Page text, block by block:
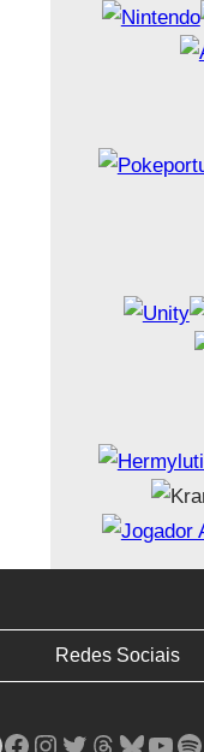
Redes Sociais
Facebook Instagram Twitter Threads Bluesky YouTube Spotify